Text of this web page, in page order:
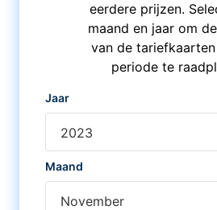
eerdere prijzen.
maand en jaar om
van de
periode te
Jaar
2023
Maand
November